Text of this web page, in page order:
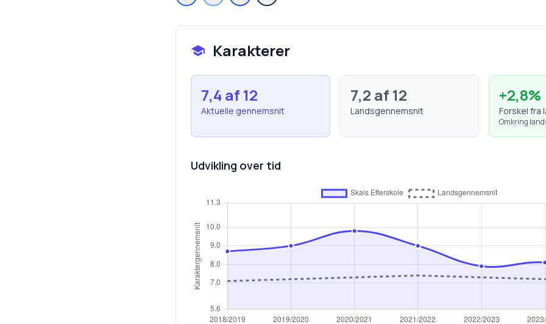
Karakterer
7,4 af 12
Aktuelle gennemsnit
7,2 af 12
Landsgennemsnit
+2,8%
Forskel fra
Omkring
Udvikling over tid